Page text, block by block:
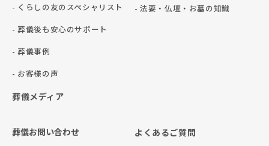
- くらしの友のスペシャリスト
- 葬儀後も安心のサポート
- 葬儀事例
- お客様の声
葬儀メディア
- 法要・仏壇・お墓の知識
葬儀お問い合わせ
よくあるご質問